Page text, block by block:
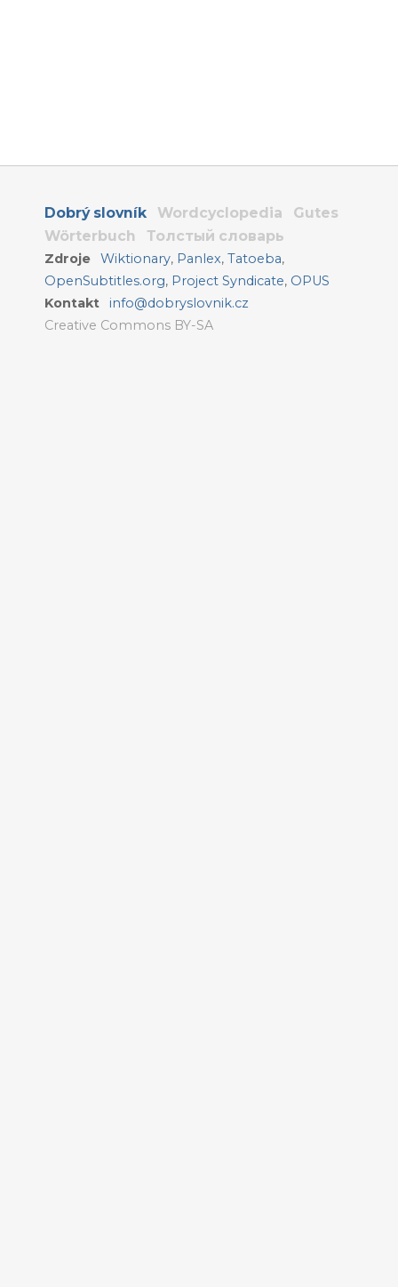
Dobrý slovník Wordcyclopedia
Gutes
Wörterbuch
Толстый словарь
Zdroje Wiktionary, Panlex,Tatoeba,
OpenSubtitles.org, Project Syndicate, OPUS
Kontakt
info@dobryslovnik.cz
Creative Commons BY-SA